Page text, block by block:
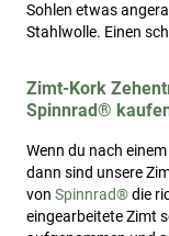
Sohlen etwas
Stahlwolle. Einen
Zimt-Kork
Spinnrad®
Wenn du nach
dann sind unsere
von Spinnrad®die
eingearbeitete Zimt